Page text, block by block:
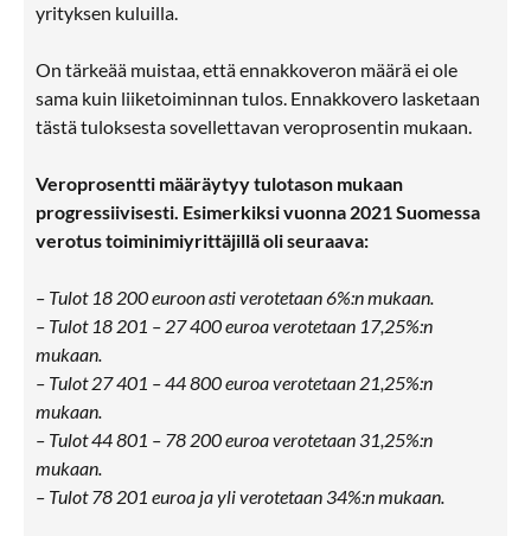
yrityksen kuluilla.
On tärkeää muistaa, että ennakkoveron määrä ei ole
sama kuin liiketoiminnan tulos. Ennakkovero lasketaan
tästä tuloksesta sovellettavan veroprosentin mukaan.
Veroprosentti määräytyy tulotason mukaan
progressiivisesti. Esimerkiksi vuonna 2021 Suomessa
verotus toiminimiyrittäjillä oli seuraava:
– Tulot 18 200 euroon asti verotetaan 6%:n mukaan.
– Tulot 18 201 – 27 400 euroa verotetaan 17,25%:n
mukaan.
– Tulot 27 401 – 44 800 euroa verotetaan 21,25%:n
mukaan.
– Tulot 44 801 – 78 200 euroa verotetaan 31,25%:n
mukaan.
– Tulot 78 201 euroa ja yli verotetaan 34%:n mukaan.